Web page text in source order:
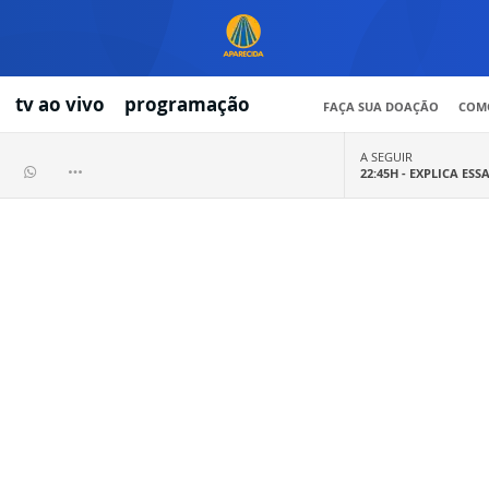
tv ao vivo programação FAÇA SUA DOAÇÃO
A SEGUIR
22:45H - EXPLICA ESSA